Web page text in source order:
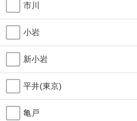
市川
小岩
新小岩
平井(東京)
亀戸